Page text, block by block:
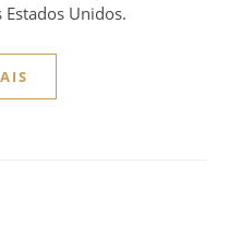
Unidos.